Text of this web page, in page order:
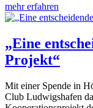
mehr erfahren
„Eine
Projekt“
Mit einer Spende in
Club Ludwigshafen